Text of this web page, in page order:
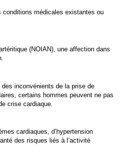
conditions médicales existantes ou
(NOIAN), une affection dans
inconvénients de la prise de
certains hommes peuvent ne pas
crise cardiaque.
cardiaques, d’hypertension
des risques liés à l’activité